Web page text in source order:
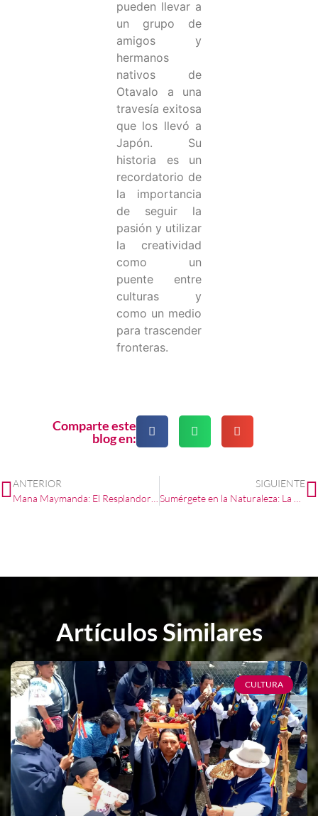
pueden llevar a
un grupo de
amigos y
hermanos
nativos de
Otavalo a una
travesía exitosa
que los llevó a
Japón. Su
historia es un
recordatorio de
la importancia
de seguir la
pasión y utilizar
la creatividad
como un
puente entre
culturas y
como un medio
para trascender
fronteras.
Comparte este
blog en:
ANTERIOR
SIGUIENTE
Artículos Similares
CULTURA